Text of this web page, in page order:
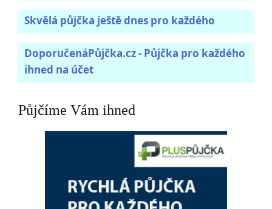
Skvělá půjčka ještě dnes pro každého
DoporučenáPůjčka.cz - Půjčka pro každého
ihned na účet
Půjčíme Vám ihned